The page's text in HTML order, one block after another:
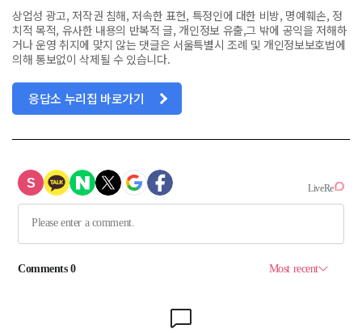
상업성 광고, 저작권 침해, 저속한 표현, 특정인에 대한 비방, 명예훼손, 정
치적 목적, 유사한 내용의 반복적 글, 개인정보 유출,그 밖에 공익을 저해하
거나 운영 취지에 맞지 않는 댓글은 서울특별시 조례 및 개인정보보호법에
의해 통보없이 삭제될 수 있습니다.
응답소 누리집 바로가기